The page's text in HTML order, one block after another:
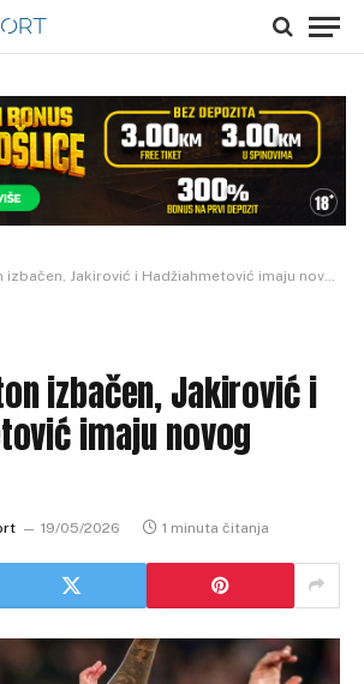
Jakirović i Hadžiahmetović imaju novog protivnika
izbačen, Jakirović i
imaju novog
19/05/2026 1 minuta čitanja